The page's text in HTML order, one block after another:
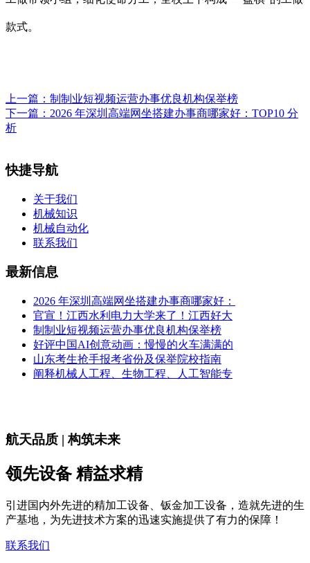
款式。
上一篇： 制制业短视频运营办事优良机构保举榜
下一篇： 2026 年深圳高端网坐搭建办事商哪家好：TOP10 分
析
快捷导航
关于我们
机械知识
机械自动化
联系我们
最新信息
2026 年深圳高端网坐搭建办事商哪家好：
官宣！江西水利电力大学来了！江西好大
制制业短视频运营办事优良机构保举榜
好评中国AI创意动画：慢慢的火车满满的
山东考生抢手报考省份及保举院校指南
阐释机械人工程、生物工程、人工智能专
航天品质 | 构筑未来
领先设备 精益求精
引进国内外先进的精加工设备、钣金加工设备，造就先进的生
产基地，为先进技术方案的迅速实施提供了有力的保障！
联系我们